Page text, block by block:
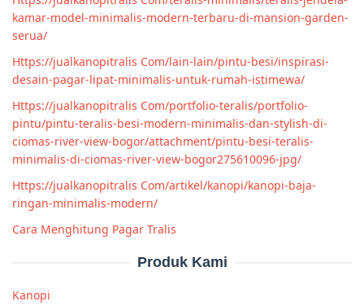
kamar-model-minimalis-modern-terbaru-di-mansion-garden-
serua/
Https://jualkanopitralis Com/lain-lain/pintu-besi/inspirasi-
desain-pagar-lipat-minimalis-untuk-rumah-istimewa/
Https://jualkanopitralis Com/portfolio-teralis/portfolio-
pintu/pintu-teralis-besi-modern-minimalis-dan-stylish-di-
ciomas-river-view-bogor/attachment/pintu-besi-teralis-
minimalis-di-ciomas-river-view-bogor275610096-jpg/
Https://jualkanopitralis Com/artikel/kanopi/kanopi-baja-
ringan-minimalis-modern/
Cara Menghitung Pagar Tralis
Produk Kami
Kanopi